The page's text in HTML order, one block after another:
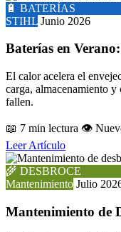
🔋 BATERÍAS
STIHL Junio 2026
Baterías en
El calor acelera el
carga, almacenamiento
fallen.
📖 7 min lectura 👁️
Leer Artículo
🌾 DESBROCE
Mantenimiento Julio
Mantenimiento de